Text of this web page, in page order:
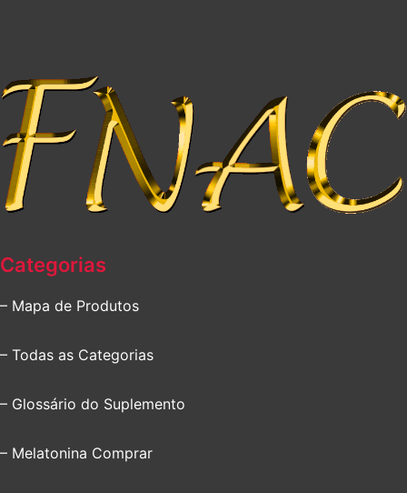
Categorias
– Mapa de Produtos
– Todas as Categorias
– Glossário do Suplemento
– Melatonina Comprar